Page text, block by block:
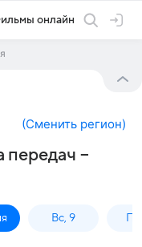
онлайн
(Сменить регион)
передач –
Вс, 9